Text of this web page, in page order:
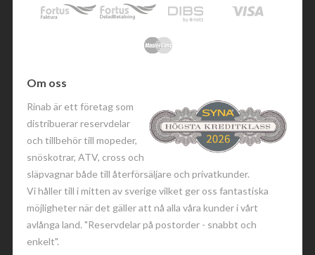
Om oss
Rinab är ett företag som
distribuerar reservdelar
och tillbehör till mopeder,
snöskotrar, ATV, cross och
släpvagnar både till återförsäljare och privatkunder.
Vi håller till i mitten av sverige vilket ger oss fantastiska
möjligheter när det gäller att nå alla våra kunder i vårt
avlånga land. "Reservdelar på postorder - snabbt och
enkelt".